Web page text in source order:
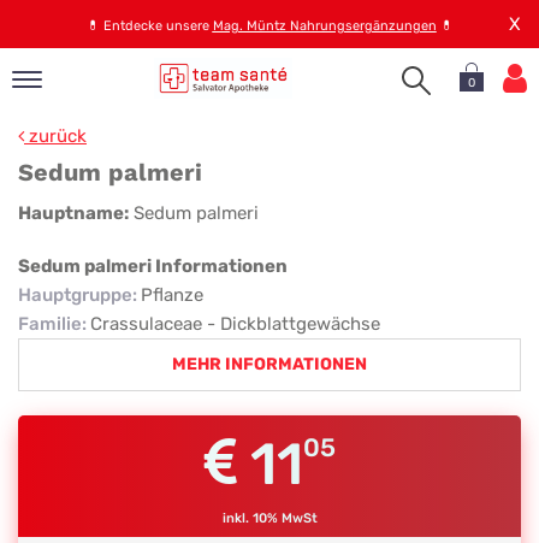
💊 Entdecke unsere Mag. Müntz Nahrungsergänzungen 💊 X
0
zurück
Sedum palmeri
Sedum
palmeri
Hauptname: Sedum palmeri
Sedum palmeri Informationen
Hauptgruppe: Pflanze
Familie: Crassulaceae - Dickblattgewächse
MEHR INFORMATIONEN
1105
inkl. 10% MwSt